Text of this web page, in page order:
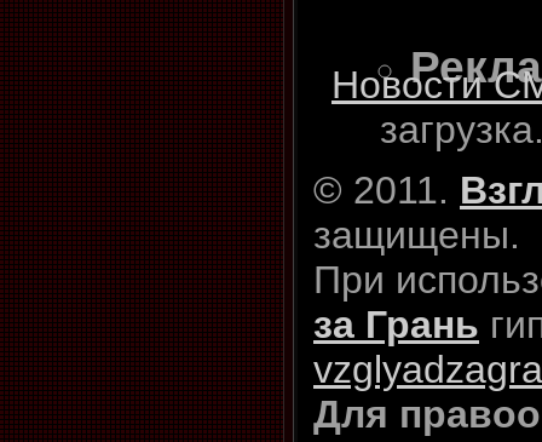
Новости
© 2011.
защищены.
При
за Грань
Для